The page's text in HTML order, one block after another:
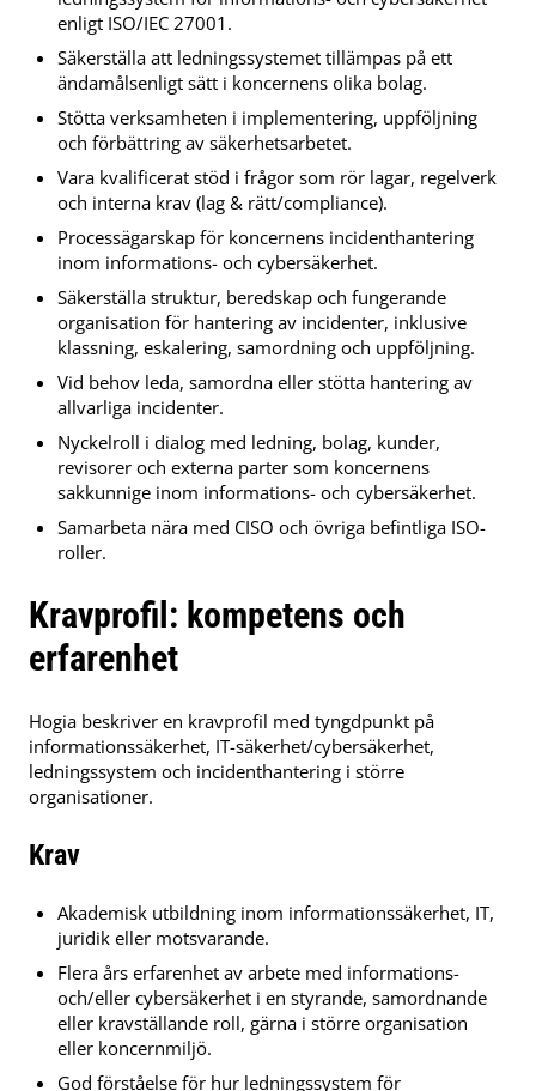
enligt ISO/IEC 27001.
Säkerställa att ledningssystemet tillämpas på ett
ändamålsenligt sätt i koncernens olika bolag.
Stötta verksamheten i implementering, uppföljning
och förbättring av säkerhetsarbetet.
Vara kvalificerat stöd i frågor som rör lagar, regelverk
och interna krav (lag & rätt/compliance).
Processägarskap för koncernens incidenthantering
inom informations- och cybersäkerhet.
Säkerställa struktur, beredskap och fungerande
organisation för hantering av incidenter, inklusive
klassning, eskalering, samordning och uppföljning.
Vid behov leda, samordna eller stötta hantering av
allvarliga incidenter.
Nyckelroll i dialog med ledning, bolag, kunder,
revisorer och externa parter som koncernens
sakkunnige inom informations- och cybersäkerhet.
Samarbeta nära med CISO och övriga befintliga ISO-
roller.
Kravprofil: kompetens och
erfarenhet
Hogia beskriver en kravprofil med tyngdpunkt på
informationssäkerhet, IT-säkerhet/cybersäkerhet,
ledningssystem och incidenthantering i större
organisationer.
Krav
Akademisk utbildning inom informationssäkerhet, IT,
juridik eller motsvarande.
Flera års erfarenhet av arbete med informations-
och/eller cybersäkerhet i en styrande, samordnande
eller kravställande roll, gärna i större organisation
eller koncernmiljö.
God förståelse för hur ledningssystem för